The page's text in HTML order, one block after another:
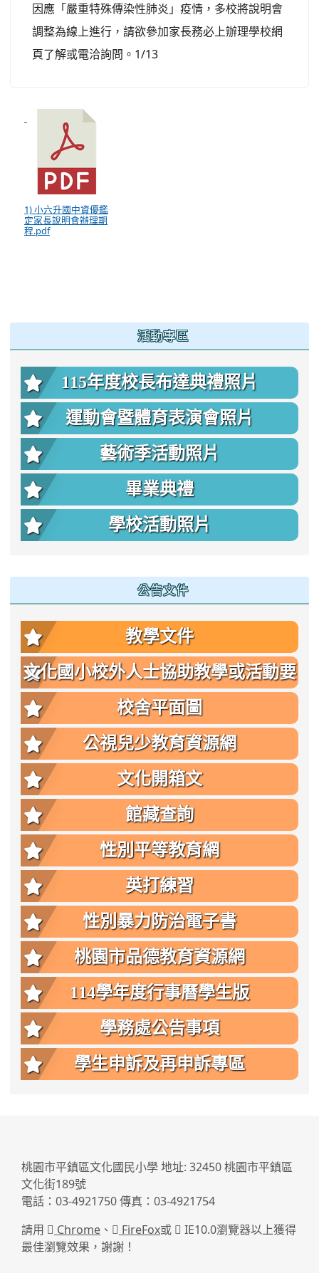
因應「嚴重特殊傳染性肺炎」疫情，多校將說明會
調整為線上進行，請欲參加家長務必上辦理學校網
頁了解或電洽詢問。1/13
1) 小六升國中資優鑑
定家長說明會辦理期
程.pdf
活動專區
115年度校長布達典禮照片
運動會暨體育表演會照片
藝術季活動照片
畢業典禮
學校活動照片
公告文件
教學文件
文化國小校外人士協助教學或活動要
點
校舍平面圖
公視兒少教育資源網
文化開箱文
館藏查詢
性別平等教育網
英打練習
性別暴力防治電子書
桃園市品德教育資源網
114學年度行事曆學生版
學務處公告事項
學生申訴及再申訴專區
桃園市平鎮區文化國民小學 地址: 32450 桃園市平鎮區
文化街189號
電話：03-4921750 傳真：03-4921754
請用
Chrome 、 FireFox或
IE10.0瀏覽器以上獲得
最佳瀏覽效果，謝謝！